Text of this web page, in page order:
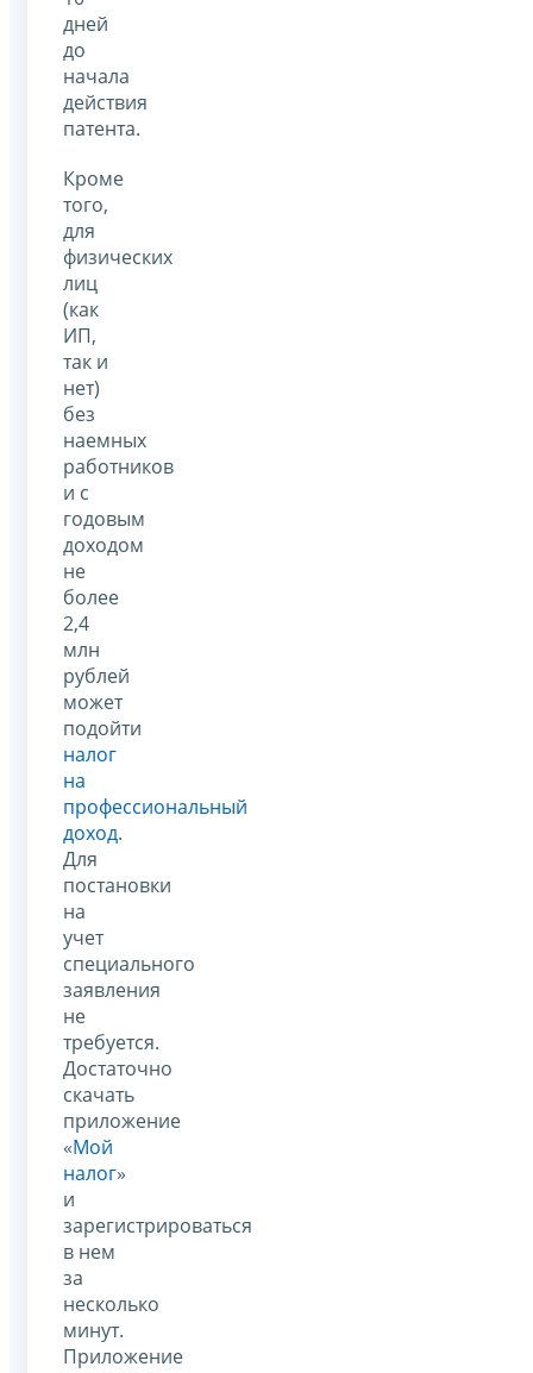
дней
до
начала
действия
патента.
Кроме
того,
для
физических
лиц
(как
ИП,
так и
нет)
без
наемных
работников
и с
годовым
доходом
не
более
2,4
млн
рублей
может
подойти
налог
на
профессиональный
доход.
Для
постановки
на
учет
специального
заявления
не
требуется.
Достаточно
скачать
приложение
«Мой
налог»
и
зарегистрироваться
в нем
за
несколько
минут.
Приложение